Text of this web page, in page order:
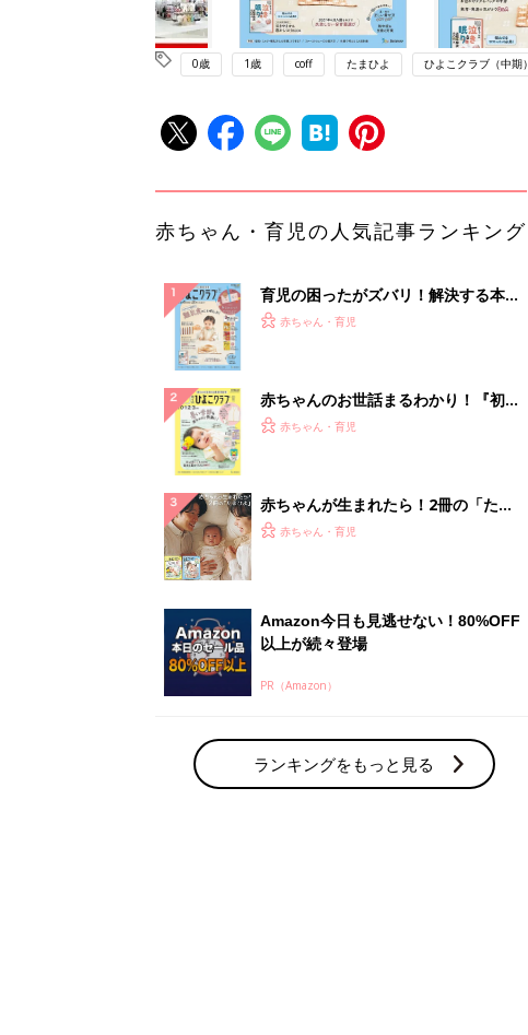
0歳 1歳 coff たまひよ ひよこクラブ（中期）
赤ちゃん・育児の人気記事ランキング
育児の困ったがズバリ！解決する本
『ひよこクラブ 秋号』 4カ月～2才
赤ちゃん・育児
赤ちゃんのお世話まるわかり！『初め
てのひよこクラブ 夏号』〈巻頭大特
赤ちゃん・育児
赤ちゃんが生まれたら！2冊の「たま
ひよ」
赤ちゃん・育児
Amazon今日も見逃せない！80%OFF
以上が続々登場
PR（Amazon）
ランキングをもっと見る